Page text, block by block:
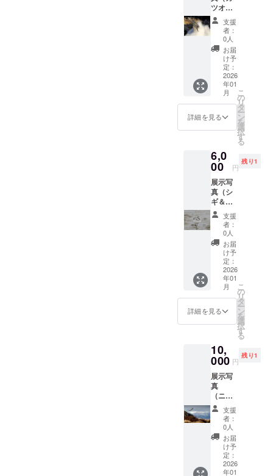
届け可
受け渡
し日時
や場所
につい
ては改
めて
メール
で相談
させて
くださ
い。
ツオド
リ2枚＋
オット
セイ）
作品サ
イズ：
各Ａ４
（３
枚） 実
物をご
覧に
なって
ご購入
くださ
真展終
了後の
お渡し
になり
ます。
帯広市
内はお
届け可
受け渡
し日時
や場所
につい
ては改
めて
メール
で相談
させて
支援
者：
0人
お届
け予
定：
2026
年01
月
詳細を見る
こ
の
リ
タ
ー
ン
を
選
択
す
る
6,0
00 円
残り1
展示写
真（シ
ギ＆チ
ドリ）
作品サ
イズ：
各Ａ４
（２
枚） 実
物をご
覧に
なって
ご購入
くださ
い。 写
真展終
お渡し
になり
ます。
帯広市
内はお
届け可
受け渡
し日時
や場所
につい
ては改
めて
メール
支援
者：
0人
お届
け予
定：
2026
年01
月
詳細を見る
こ
の
リ
タ
ー
ン
を
選
択
す
る
10,
000 円
残り1
展示写
真
（ニュ
ージー
ランド
ファル
コン３
枚組）
作品サ
イズ：
Ａ４（1
支援
者：
0人
お届
け予
定：
2026
年01